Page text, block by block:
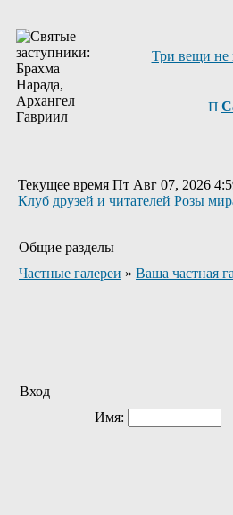
Три вещи не
Текущее время Пт Авг 07, 2026
Клуб друзей и читателей Розы
Общие разделы
Частные галереи » Ваша частная
Вход
Имя: